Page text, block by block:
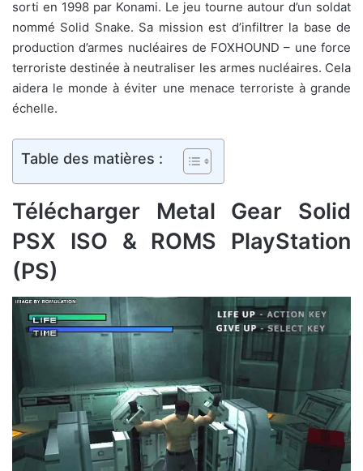
sorti en 1998 par Konami. Le jeu tourne autour d’un soldat
nommé Solid Snake. Sa mission est d’infiltrer la base de
production d’armes nucléaires de FOXHOUND – une force
terroriste destinée à neutraliser les armes nucléaires. Cela
aidera le monde à éviter une menace terroriste à grande
échelle.
Table des matières :
Télécharger Metal Gear Solid
PSX ISO & ROMS PlayStation
(PS)